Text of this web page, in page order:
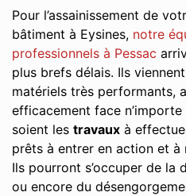
Pour l’assainissement de
bâtiment à Eysines, notre
professionnels à Pessac
plus brefs délais. Ils
matériels très performants,
efficacement face
soient les travaux à
prêts à entrer en action et à
Ils pourront s’occuper de la
ou encore du